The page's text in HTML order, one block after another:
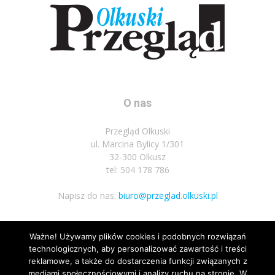
O nas
Przegląd Olkuski
ul. Marcina Bylicy 1/301
32-300 Olkusz
tel: 504 178 786
Napisz do nas: biuro@przeglad.olkuski.pl
Podążaj za nami
Ważne! Używamy plików cookies i podobnych rozwiązań
technologicznych, aby personalizować zawartość i treści
reklamowe, a także do dostarczenia funkcji związanych z